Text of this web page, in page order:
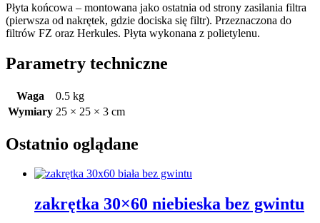
Płyta końcowa – montowana jako ostatnia od strony zasilania filtra
(pierwsza od nakrętek, gdzie dociska się filtr). Przeznaczona do
filtrów FZ oraz Herkules. Płyta wykonana z polietylenu.
Parametry techniczne
Waga
0.5 kg
Wymiary 25 × 25 × 3 cm
Ostatnio oglądane
zakrętka 30×60 niebieska bez gwintu